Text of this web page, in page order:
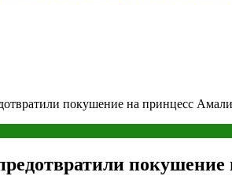
покушение на принцесс